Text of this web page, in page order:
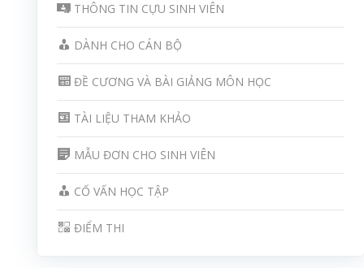
THÔNG TIN CỰU SINH VIÊN
DÀNH CHO CÁN BỘ
ĐỀ CƯƠNG VÀ BÀI GIẢNG MÔN HỌC
TÀI LIỆU THAM KHẢO
MẪU ĐƠN CHO SINH VIÊN
CỐ VẤN HỌC TẬP
ĐIỂM THI